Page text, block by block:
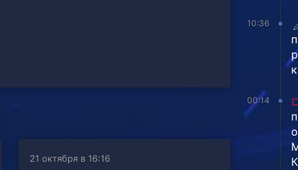
21 октября в 16:16
10:36
00:14